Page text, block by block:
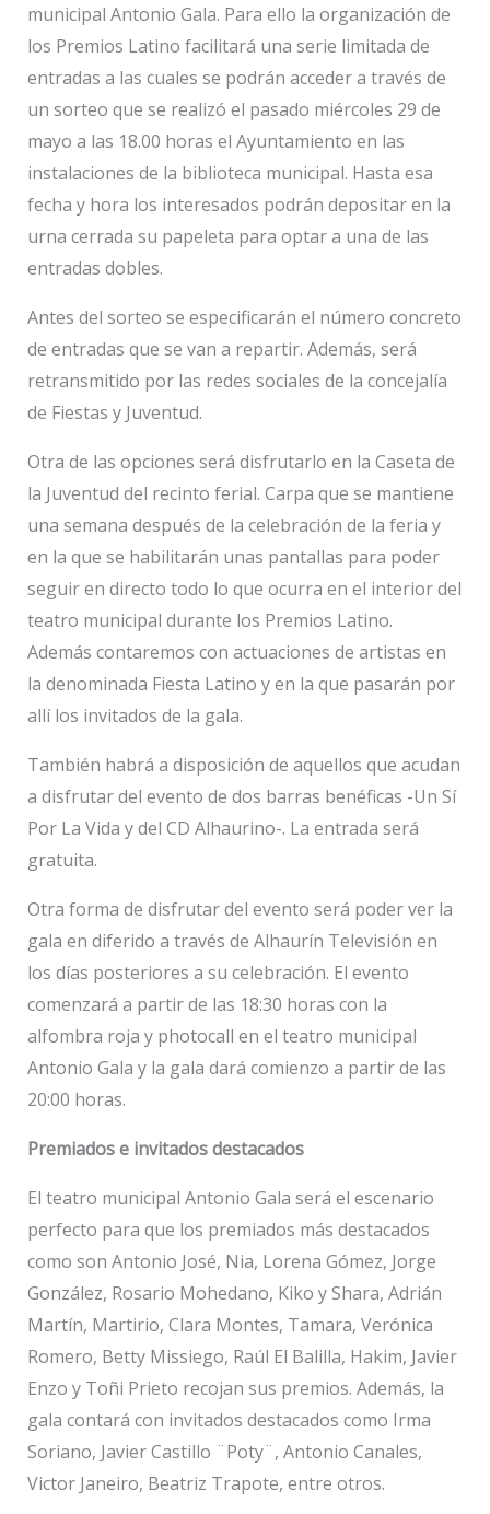
municipal Antonio Gala. Para ello la organización de
los Premios Latino facilitará una serie limitada de
entradas a las cuales se podrán acceder a través de
un sorteo que se realizó el pasado miércoles 29 de
mayo a las 18.00 horas el Ayuntamiento en las
instalaciones de la biblioteca municipal. Hasta esa
fecha y hora los interesados podrán depositar en la
urna cerrada su papeleta para optar a una de las
entradas dobles.
Antes del sorteo se especificarán el número concreto
de entradas que se van a repartir. Además, será
retransmitido por las redes sociales de la concejalía
de Fiestas y Juventud.
Otra de las opciones será disfrutarlo en la Caseta de
la Juventud del recinto ferial. Carpa que se mantiene
una semana después de la celebración de la feria y
en la que se habilitarán unas pantallas para poder
seguir en directo todo lo que ocurra en el interior del
teatro municipal durante los Premios Latino.
Además contaremos con actuaciones de artistas en
la denominada Fiesta Latino y en la que pasarán por
allí los invitados de la gala.
También habrá a disposición de aquellos que acudan
a disfrutar del evento de dos barras benéficas -Un Sí
Por La Vida y del CD Alhaurino-. La entrada será
gratuita.
Otra forma de disfrutar del evento será poder ver la
gala en diferido a través de Alhaurín Televisión en
los días posteriores a su celebración. El evento
comenzará a partir de las 18:30 horas con la
alfombra roja y photocall en el teatro municipal
Antonio Gala y la gala dará comienzo a partir de las
20:00 horas.
Premiados e invitados destacados
El teatro municipal Antonio Gala será el escenario
perfecto para que los premiados más destacados
como son Antonio José, Nia, Lorena Gómez, Jorge
González, Rosario Mohedano, Kiko y Shara, Adrián
Martín, Martirio, Clara Montes, Tamara, Verónica
Romero, Betty Missiego, Raúl El Balilla, Hakim, Javier
Enzo y Toñi Prieto recojan sus premios. Además, la
gala contará con invitados destacados como Irma
Soriano, Javier Castillo ¨Poty¨, Antonio Canales,
Victor Janeiro, Beatriz Trapote, entre otros.